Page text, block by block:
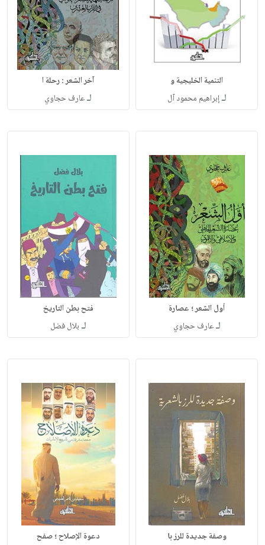
التنمية الخليجية و
لـإبراهيم محمود آل
آخر الشعر : رحلة ا
لـعارف حجاوي
أول الشعر ؛ عصارة
لـعارف حجاوي
فتح بطن التاريخ
لـ بلال فضل
وصفة جديدة للرز با دعوة الإصلاح ؛ صفح